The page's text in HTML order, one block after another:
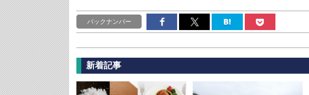
バックナンバー
新着記事